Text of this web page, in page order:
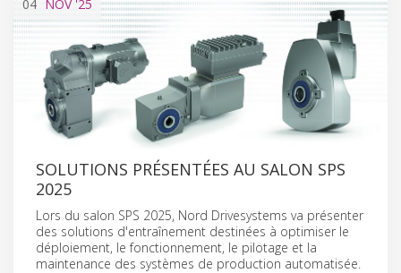
04 NOV'25
SOLUTIONS PRÉSENTÉES AU SALON SPS
2025
Lors du salon SPS 2025, Nord Drivesystems va présenter
des solutions d'entraînement destinées à optimiser le
déploiement, le fonctionnement, le pilotage et la
maintenance des systèmes de production automatisée.